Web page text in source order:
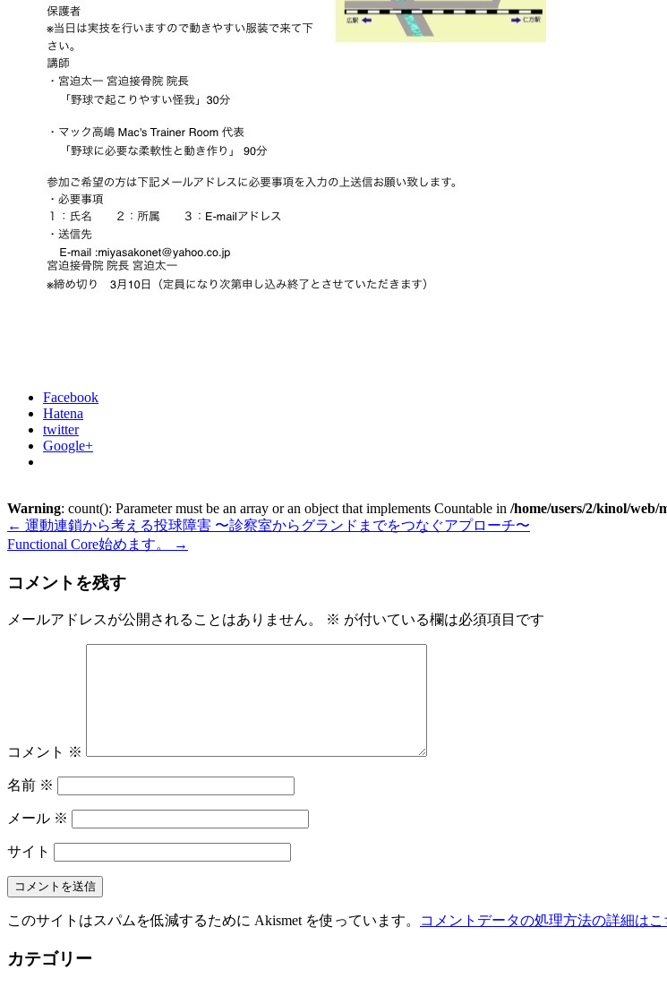
Facebook
Hatena
twitter
Google+
Warning: count(): Parameter must be an array or an object that implements Countable in /home/users/2/kinol/web/
← 運動連鎖から考える投球障害 〜診察室からグランドまでをつなぐアプローチ〜
Functional Core始めます。
→
コメントを残す
メールアドレスが公開されることはありません。 ※ が付いている欄は必須項目です
コメント ※
名前 ※
メール ※
サイト
このサイトはスパムを低減するために Akismet を使っています。 コメントデータの処理方法の詳細は
カテゴリー